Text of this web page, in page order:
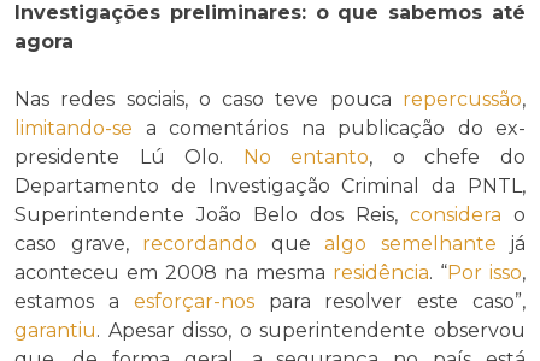
Investigações preliminares: o que sabemos até
agora
Nas redes sociais, o caso teve pouca repercussão,
limitando-se a comentários na publicação do ex-
presidente Lú Olo.
No entanto, o chefe do
Departamento de Investigação Criminal da PNTL,
Superintendente João Belo dos Reis, considera o
caso grave, recordando que algo semelhante já
aconteceu em 2008 na mesma residência. “Por isso,
estamos a esforçar-nospara resolver este caso”,
garantiu. Apesar disso, o superintendente observou